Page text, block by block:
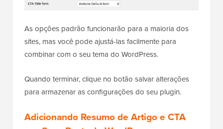
As opções padrão funcionarão para a maioria dos
sites, mas você pode ajustá-las facilmente para
combinar com o seu tema do WordPress.
Quando terminar, clique no botão salvar alterações
para armazenar as configurações do seu plugin.
Adicionando Resumo de Artigo e CTA